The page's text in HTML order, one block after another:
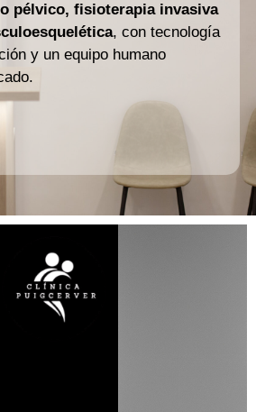
pélvico, fisioterapia invasiva
, con tecnología
y un equipo humano